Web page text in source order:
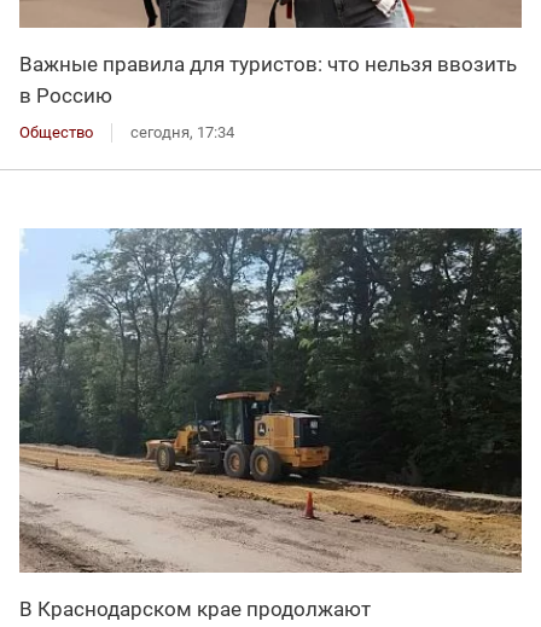
Важные правила для туристов: что нельзя ввозить
в Россию
Общество сегодня, 17:34
В Краснодарском крае продолжают